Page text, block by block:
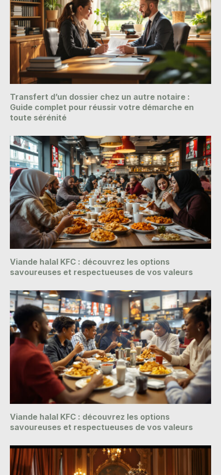
Transfert d’un dossier chez un autre notaire :
Guide complet pour réussir votre démarche en
toute sérénité
Viande halal KFC : découvrez les options
savoureuses et respectueuses de vos valeurs
Viande halal KFC : découvrez les options
savoureuses et respectueuses de vos valeurs